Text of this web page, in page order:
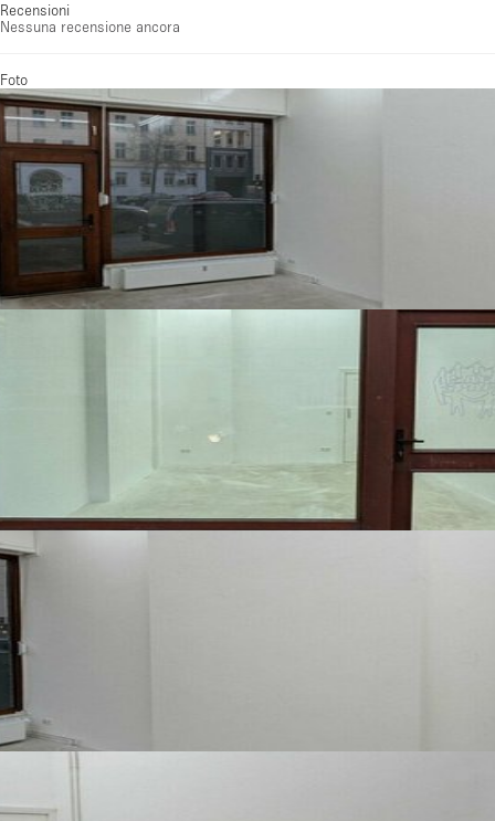
Recensioni
Nessuna recensione ancora
Foto